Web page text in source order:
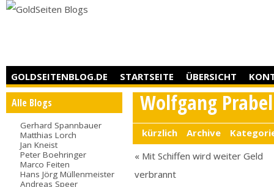
GOLDSEITENBLOG.DE STARTSEITE ÜBERSICHT
Alle Blogs
Gerhard Spannbauer
Matthias Lorch
Jan Kneist
Peter Boehringer
Marco Feiten
Hans Jörg Müllenmeister
Andreas Speer
Wolfgang Prabel
kürzlich Archive
« Mit Schiffen wird weiter Geld
verbrannt